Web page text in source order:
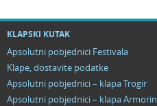
KLAPSKI KUTAK
Apsolutni pobjednici Festivala
Klape, dostavite podatke
Apsolutni pobjednici – klapa Trogir
Apsolutni pobjednici – klapa Armorin